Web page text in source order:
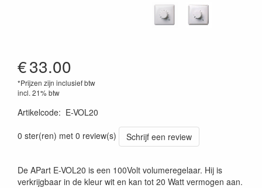
€33.00
*Prijzen zijn inclusief btw
incl. 21% btw
Artikelcode: E-VOL20
0 ster(ren) met 0 review(s)
Schrijf een review
De APart E-VOL20 is een 100Volt volumeregelaar. Hij is
verkrijgbaar in de kleur wit en kan tot 20 Watt vermogen aan.